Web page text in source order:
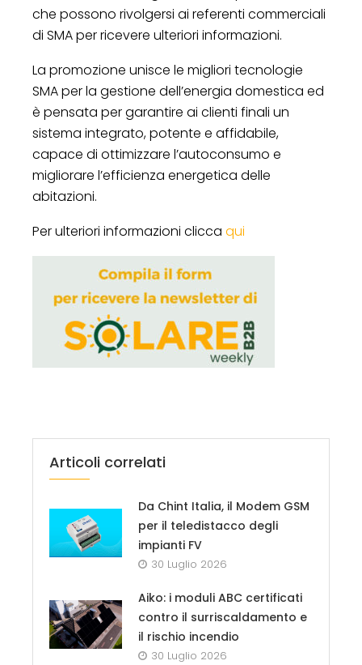
che possono rivolgersi ai referenti commerciali
di SMA per ricevere ulteriori informazioni.
La promozione unisce le migliori tecnologie
SMA per la gestione dell’energia domestica ed
è pensata per garantire ai clienti finali un
sistema integrato, potente e affidabile,
capace di ottimizzare l’autoconsumo e
migliorare l’efficienza energetica delle
abitazioni.
Per ulteriori informazioni clicca qui
Articoli correlati
Da Chint Italia, il Modem GSM
per il teledistacco degli
impianti FV
30 Luglio 2026
Aiko: i moduli ABC certificati
contro il surriscaldamento e
il rischio incendio
30 Luglio 2026